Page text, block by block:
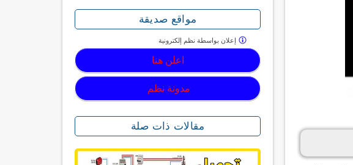
مواقع صديقة
اعلن هنا
مدونة نظم
إعلان بواسطة نظم إلكترونية
مقالات ذات صلة